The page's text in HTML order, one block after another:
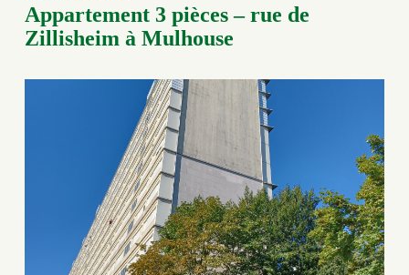
Appartement 3 pièces – rue de
Zillisheim à Mulhouse